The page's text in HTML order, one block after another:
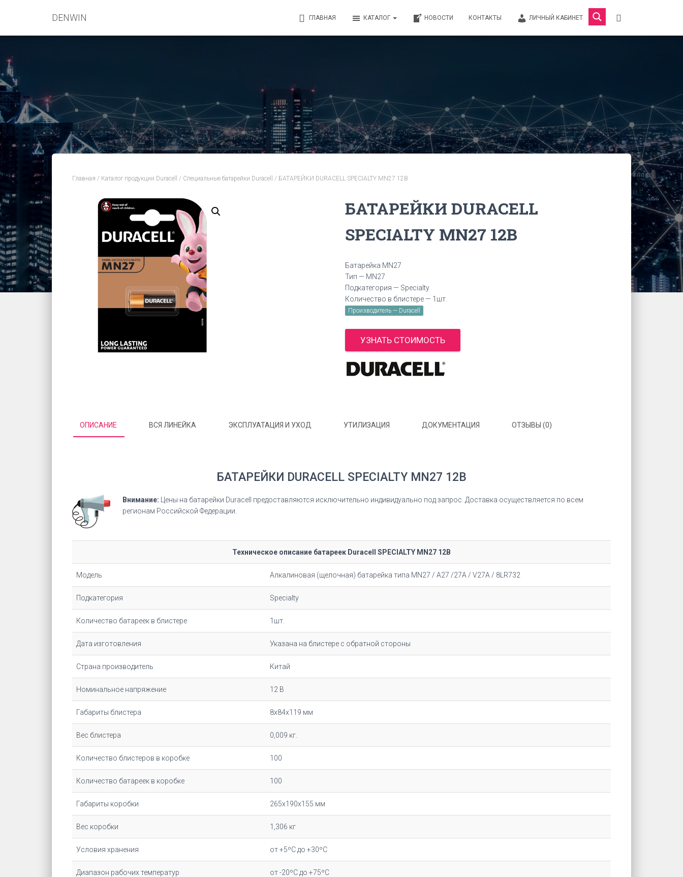
DENWIN ГЛАВНАЯ КАТАЛОГ НОВОСТИ КОНТАКТЫ ЛИЧНЫЙ КАБИНЕТ
Главная / Каталог продукции Duracell / Специальные батарейки Duracell / БАТАРЕЙКИ DURACELL SPECIALTY MN27 12В
БАТАРЕЙКИ DURACELL
SPECIALTY MN27 12В
Батарейка MN27
Тип — MN27
Подкатегория — Specialty
Количество в блистере — 1шт.
Производитель — Duracell
УЗНАТЬ СТОИМОСТЬ
ОПИСАНИЕ ВСЯ ЛИНЕЙКА ЭКСПЛУАТАЦИЯ И УХОД УТИЛИЗАЦИЯ ДОКУМЕНТАЦИЯ ОТЗЫВЫ (0)
БАТАРЕЙКИ DURACELL SPECIALTY MN27 12В
Внимание: Цены на батарейки Duracell предоставляются исключительно индивидуально под запрос. Доставка осуществляется по всем
регионам Российской Федерации.
Техническое описание батареек Duracell SPECIALTY MN27 12В
Модель Алкалиновая (щелочная) батарейка типа MN27 / A27 /27A / V27A / 8LR732
Подкатегория Specialty
Количество батареек в блистере 1шт.
Дата изготовления Указана на блистере с обратной стороны
Страна производитель Китай
Номинальное напряжение 12 В
Габариты блистера 8x84x119 мм
Вес блистера 0,009 кг.
Количество блистеров в коробке 100
Количество батареек в коробке 100
Габариты коробки 265х190х155 мм
Вес коробки 1,306 кг
Условия хранения от +5ºC до +30ºC
Диапазон рабочих температур от -20ºC до +75ºC